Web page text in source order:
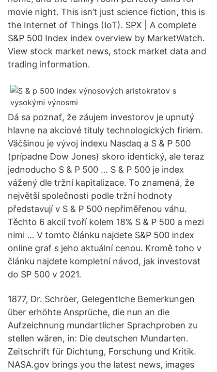
movie night. This isn’t just science fiction, this is
the Internet of Things (IoT). SPX | A complete
S&P 500 Index index overview by MarketWatch.
View stock market news, stock market data and
trading information.
Dá sa poznať, že záujem investorov je upnutý
hlavne na akciové tituly technologických firiem.
Väčšinou je vývoj indexu Nasdaq a S & P 500
(prípadne Dow Jones) skoro identický, ale teraz
jednoducho S & P 500 … S & P 500 je index
vážený dle tržní kapitalizace. To znamená, že
největší společnosti podle tržní hodnoty
představují v S & P 500 nepřiměřenou váhu.
Těchto 6 akcií tvoří kolem 18% S & P 500 a mezi
nimi … V tomto článku najdete S&P 500 index
online graf s jeho aktuální cenou. Kromě toho v
článku najdete kompletní návod, jak investovat
do SP 500 v 2021.
1877, Dr. Schröer, Gelegentlche Bemerkungen
über erhöhte Ansprüche, die nun an die
Aufzeichnung mundartlicher Sprachproben zu
stellen wären, in: Die deutschen Mundarten.
Zeitschrift für Dichtung, Forschung und Kritik.
NASA.gov brings you the latest news, images